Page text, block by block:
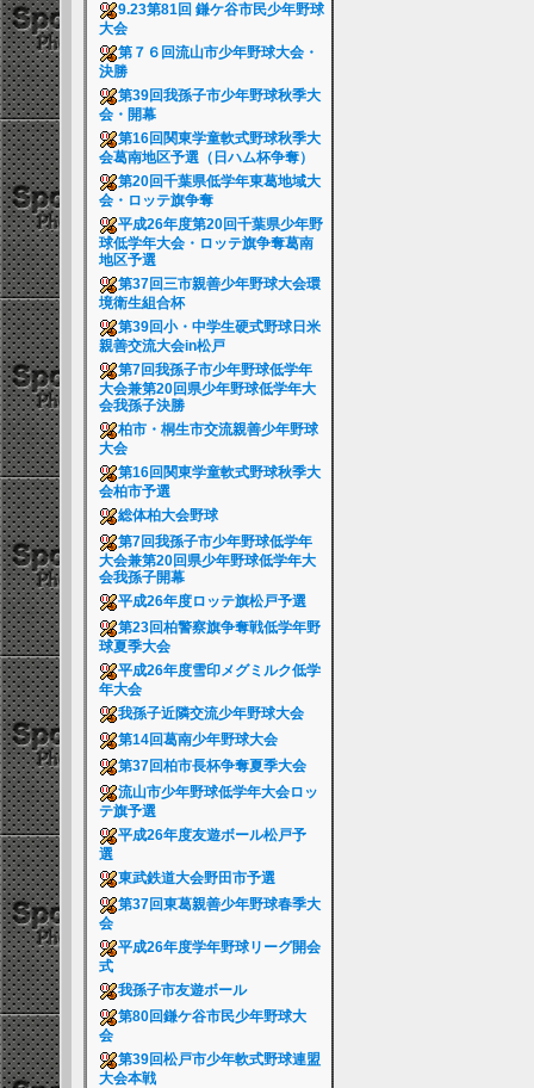
9.23第81回 鎌ケ谷市民少年野球
大会
第７６回流山市少年野球大会・
決勝
第39回我孫子市少年野球秋季大
会・開幕
第16回関東学童軟式野球秋季大
会葛南地区予選（日ハム杯争奪）
第20回千葉県低学年東葛地域大
会・ロッテ旗争奪
平成26年度第20回千葉県少年野
球低学年大会・ロッテ旗争奪葛南
地区予選
第37回三市親善少年野球大会環
境衛生組合杯
第39回小・中学生硬式野球日米
親善交流大会in松戸
第7回我孫子市少年野球低学年
大会兼第20回県少年野球低学年大
会我孫子決勝
柏市・桐生市交流親善少年野球
大会
第16回関東学童軟式野球秋季大
会柏市予選
総体柏大会野球
第7回我孫子市少年野球低学年
大会兼第20回県少年野球低学年大
会我孫子開幕
平成26年度ロッテ旗松戸予選
第23回柏警察旗争奪戦低学年野
球夏季大会
平成26年度雪印メグミルク低学
年大会
我孫子近隣交流少年野球大会
第14回葛南少年野球大会
第37回柏市長杯争奪夏季大会
流山市少年野球低学年大会ロッ
テ旗予選
平成26年度友遊ボール松戸予
選
東武鉄道大会野田市予選
第37回東葛親善少年野球春季大
会
平成26年度学年野球リーグ開会
式
我孫子市友遊ボール
第80回鎌ケ谷市民少年野球大
会
第39回松戸市少年軟式野球連盟
大会本戦